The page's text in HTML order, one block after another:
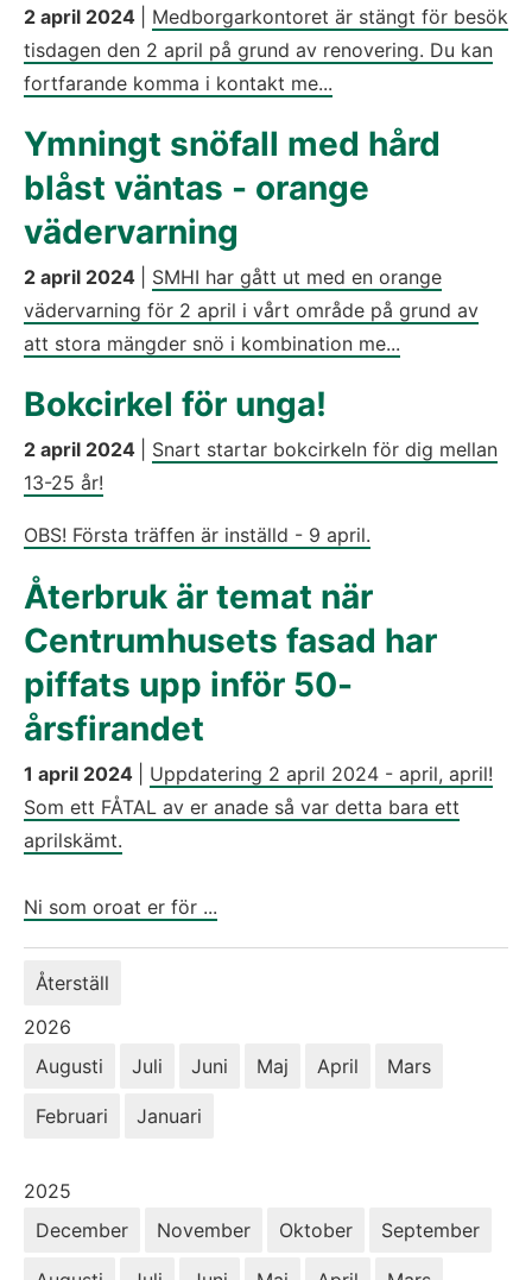
2 april 2024
Medborgarkontoret är stängt för besök
tisdagen den 2 april på grund av renovering. Du kan
fortfarande komma i kontakt me...
Ymningt snöfall med hård
blåst väntas - orange
vädervarning
2 april 2024
SMHI har gått ut med en orange
vädervarning för 2 april i vårt område på grund av
att stora mängder snö i kombination me...
Bokcirkel för unga!
2 april 2024
Snart startar bokcirkeln för dig mellan
13-25 år!
OBS! Första träffen är inställd - 9 april.
Återbruk är temat när
Centrumhusets fasad har
piffats upp inför 50-
årsfirandet
1 april 2024
Uppdatering 2 april 2024 - april, april!
Som ett FÅTAL av er anade så var detta bara ett
aprilskämt.
Ni som oroat er för ...
Återställ
År:
2026
Augusti
Juli Juni Maj April Mars
Februari Januari
År:
2025
December
November Oktober September